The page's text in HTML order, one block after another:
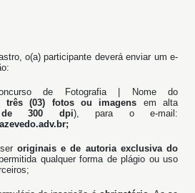
o(a) participante deverá enviar um e-
de Fotografia | Nome do
três (03) fotos ou imagens em alta
de 300 dpi), para o e-mail:
;
originais e de autoria exclusiva do
qualquer forma de plágio ou uso